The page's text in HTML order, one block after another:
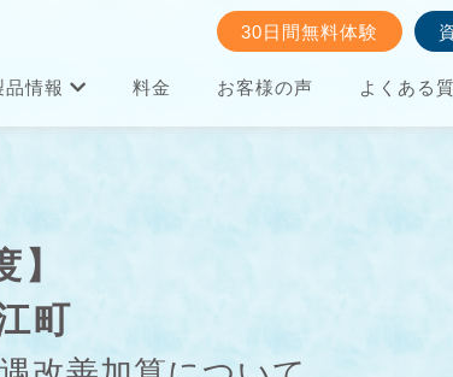
品情報 料金 お客様の声 よくある
30日間無料体験
】
町